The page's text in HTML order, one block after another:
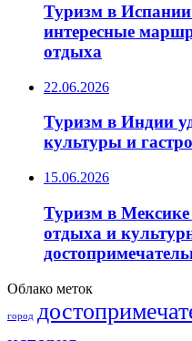
Туризм в
интересные
отдыха
22.06.2026
Туризм в Индии
культуры и
15.06.2026
Туризм в
отдыха и
Облако меток
город